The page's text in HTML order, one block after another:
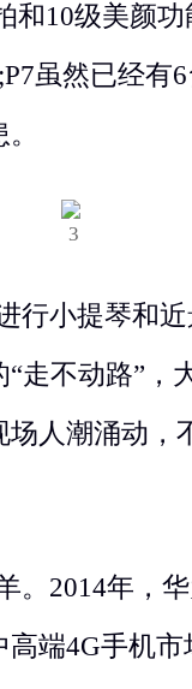
和10级美颜
虽然已经有
行小提琴和
走不动路”，
人潮涌动，
。2014年，
端4G手机